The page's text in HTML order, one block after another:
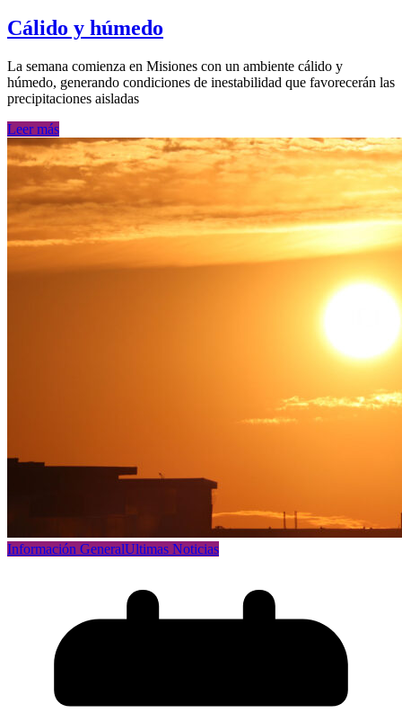
Cálido y húmedo
La semana comienza en Misiones con un ambiente cálido y
húmedo, generando condiciones de inestabilidad que favorecerán las
precipitaciones aisladas
Leer más
Información GeneralUltimas Noticias